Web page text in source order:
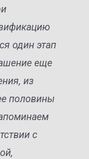
один этап
еще
из
половины
с